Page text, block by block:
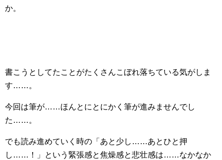
か。
書こうとしてたことがたくさんこぼれ落ちている気がしま
す……。
今回は筆が……ほんとにとにかく筆が進みませんでし
た……。
でも読み進めていく時の「あと少し……あとひと押
し……！」という緊張感と焦燥感と悲壮感は……なかなか